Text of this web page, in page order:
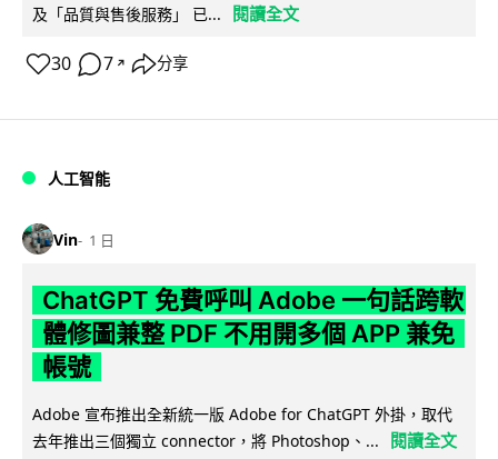
及「品質與售後服務」 已...
閱讀全文
30 7 ↗ 分享
人工智能
Vin 1 日
ChatGPT 免費呼叫 Adobe 一句話跨軟
體修圖兼整 PDF 不用開多個 APP 兼免
帳號
Adobe 宣布推出全新統一版 Adobe for ChatGPT 外掛，取代
去年推出三個獨立 connector，將 Photoshop、...
閱讀全文